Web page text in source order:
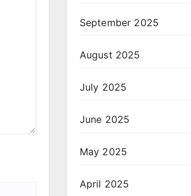
September 2025
August 2025
July 2025
June 2025
May 2025
April 2025